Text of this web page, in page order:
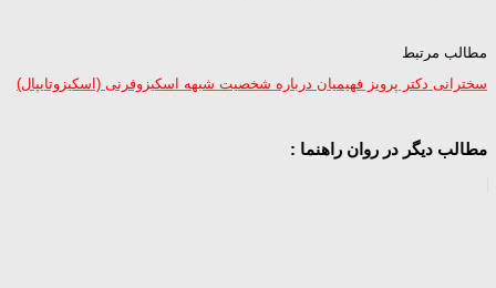
مطالب مرتبط
سخترانی دکتر پرویز فهیمیان درباره شخصیت شبهه اسکیزوفرنی (اسکیزوتایپال)
مطالب دیگر در روان راهنما :